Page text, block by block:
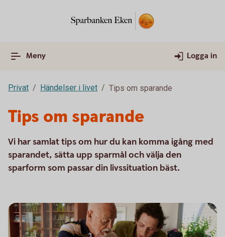
Meny Logga in
Privat Händelser i livet Tips om sparande
Tips om sparande
Vi har samlat tips om hur du kan komma igång med
sparandet, sätta upp sparmål och välja den
sparform som passar din livssituation bäst.